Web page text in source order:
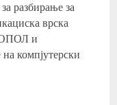
разбирање за
врска
и
компјутерски